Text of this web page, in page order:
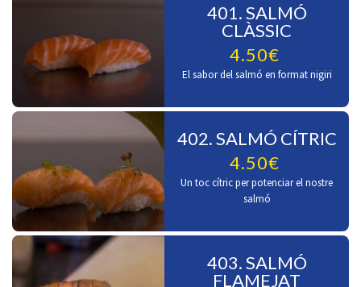
401. SALMÓ
CLÀSSIC
4.50€
El sabor del salmó en format nigiri
402. SALMÓ CÍTRIC
4.50€
Un toc cítric per potenciar el nostre
salmó
403. SALMÓ
FLAMEJAT